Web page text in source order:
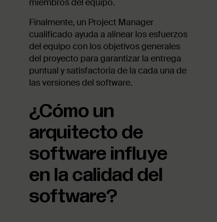
miembros del equipo.
Finalmente, un Project Manager
cualificado ayuda a alinear los esfuerzos
del equipo con los objetivos generales
del proyecto para garantizar la entrega
puntual y satisfactoria de la cada una de
las versiones del software.
¿Cómo un
arquitecto de
software influye
en la calidad del
software?